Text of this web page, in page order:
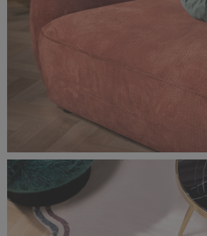
0F0A1570-rozmiar-oryginalny.jpg